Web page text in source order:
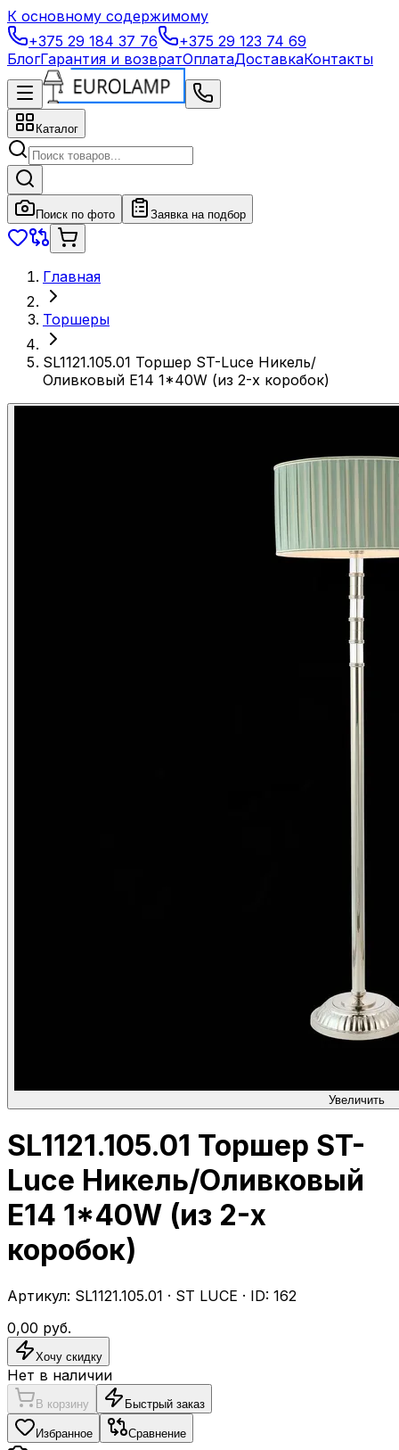
К основному содержимому
+375 29 184 37 76
+375 29 123 74 69
БлогГарантия и возвратОплатаДоставкаКонтакты
Каталог
Поиск по фото Заявка на подбор
Главная
Торшеры
SL1121.105.01 Торшер ST-Luce Никель/
Оливковый E14 1*40W (из 2-х коробок)
Увеличить
SL1121.105.01 Торшер ST-
Luce Никель/Оливковый
E14 1*40W (из 2-х
коробок)
Артикул: SL1121.105.01 · ST LUCE · ID: 162
0,00 руб.
Хочу скидку
Нет в наличии
В корзину Быстрый заказ
Избранное Сравнение